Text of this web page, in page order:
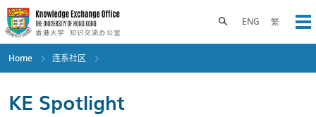
Skip
to
main
content
ENG 繁
Toggle search panel
Home 连系社区
KE Spotlight